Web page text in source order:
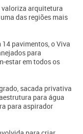
valoriza arquitetura
das regiões mais
pavimentos, o Viva
para
estar em todos os
sacada privativa
para água
para aspirador